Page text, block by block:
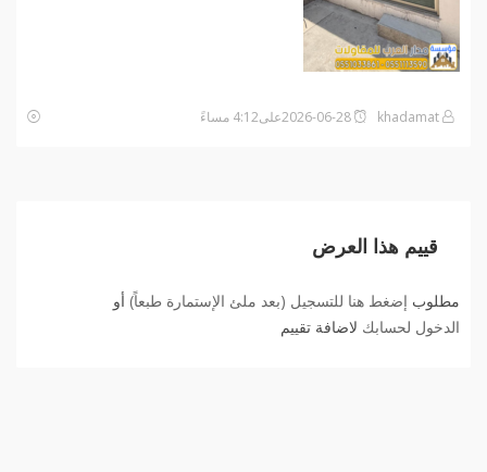
قييم هذا العرض
مطلوب إضغط هنا للتسجيل (بعد ملئ الإستمارة طبعاً) أو
الدخول لحسابك لاضافة تقييم